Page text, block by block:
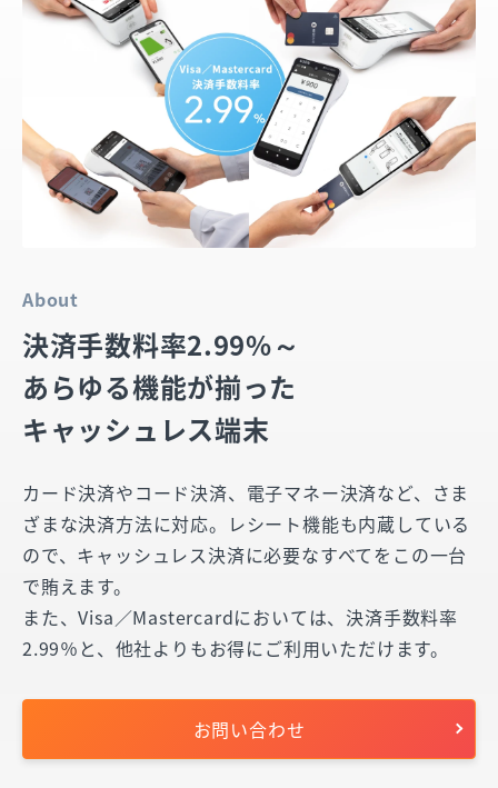
About
決済手数料率2.99%～
あらゆる機能が揃った
キャッシュレス端末
カード決済やコード決済、電子マネー決済など、さま
ざまな決済方法に対応。レシート機能も内蔵している
ので、キャッシュレス決済に必要なすべてをこの一台
で賄えます。
また、Visa／Mastercardにおいては、決済手数料率
2.99％と、他社よりもお得にご利用いただけます。
お問い合わせ